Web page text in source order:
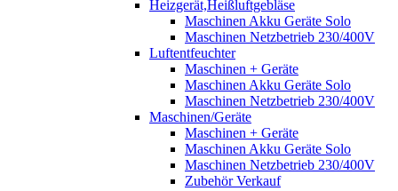
Heizgerät,Heißluftgebläse
Maschinen Akku Geräte Solo
Maschinen Netzbetrieb 230/400V
Luftentfeuchter
Maschinen + Geräte
Maschinen Akku Geräte Solo
Maschinen Netzbetrieb 230/400V
Maschinen/Geräte
Maschinen + Geräte
Maschinen Akku Geräte Solo
Maschinen Netzbetrieb 230/400V
Zubehör Verkauf